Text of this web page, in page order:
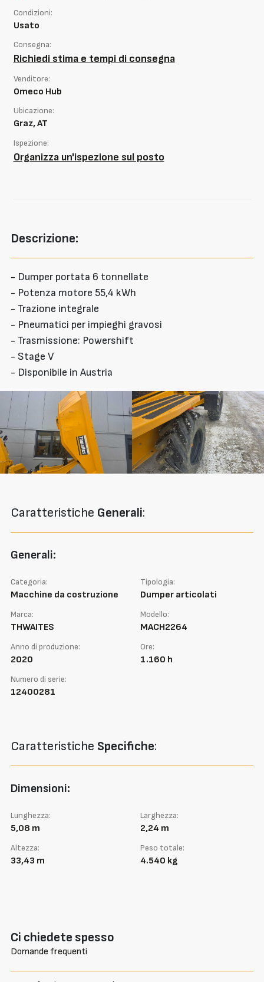
Descrizione:
- Dumper portata 6 tonnellate
- Potenza motore 55,4 kWh
- Trazione integrale
- Pneumatici per impieghi gravosi
- Trasmissione: Powershift
- Stage V
- Disponibile in Austria
Caratteristiche Generali:
Generali:
Categoria:
Macchine da costruzione
Tipologia:
Dumper articolati
Marca:
THWAITES
Modello:
MACH2264
Anno di produzione:
2020
Ore:
1.160 h
Numero di serie:
12400281
Caratteristiche Specifiche:
Dimensioni:
Lunghezza:
5,08 m
Larghezza:
2,24 m
Altezza:
33,43 m
Peso totale:
4.540 kg
Ci chiedete spesso
Domande frequenti
Condizioni:
Usato
Consegna:
Richiedi stima e tempi di consegna
Venditore:
Omeco Hub
Ubicazione:
Graz, AT
Ispezione:
Organizza un'ispezione sul posto